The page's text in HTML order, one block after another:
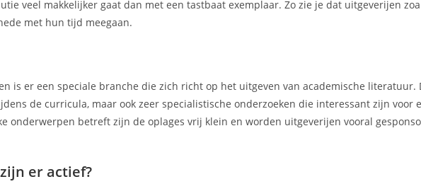
veel makkelijker gaat dan met een tastbaat exemplaar. Zo zie je dat uitgeverijen
met hun tijd meegaan.
is er een speciale branche die zich richt op het uitgeven van academische literatuur.
de curricula, maar ook zeer specialistische onderzoeken die interessant zijn voor
onderwerpen betreft zijn de oplages vrij klein en worden uitgeverijen vooral
er actief?